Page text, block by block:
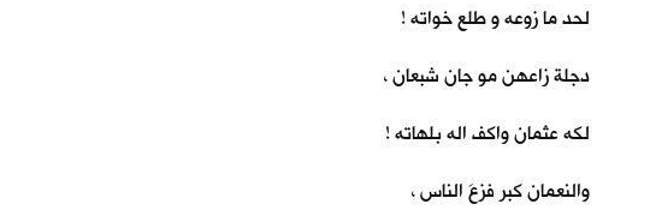
لحد ما زوعه و طلع خواته !
دجلة زاعهن مو جان شبعان ،
لكه عثمان واكف اله بلهاته !
والنعمان كبر فزعَ الناس ،